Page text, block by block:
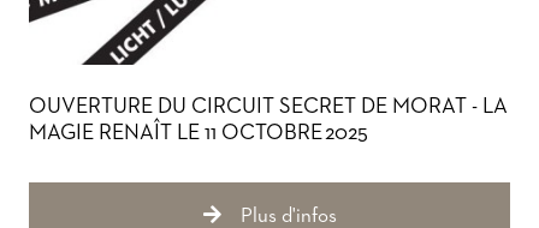
OUVERTURE DU CIRCUIT SECRET DE MORAT - LA
MAGIE RENAÎT LE 11 OCTOBRE 2025
Plus d'infos